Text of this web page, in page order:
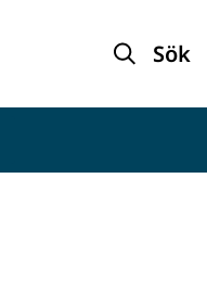
Sök